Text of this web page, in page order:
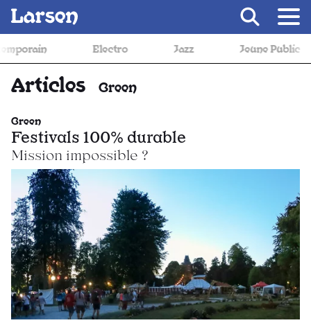
Electro Jazz Jeune Public
Articles Green
Green
Festivals 100% durable
Mission impossible ?